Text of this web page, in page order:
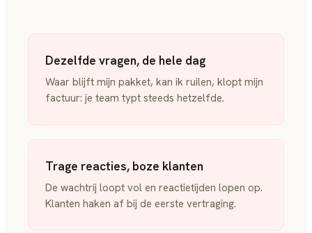
Dezelfde vragen, de hele dag
Waar blijft mijn pakket, kan ik ruilen, klopt mijn
factuur: je team typt steeds hetzelfde.
Trage reacties, boze klanten
De wachtrij loopt vol en reactietijden lopen op.
Klanten haken af bij de eerste vertraging.